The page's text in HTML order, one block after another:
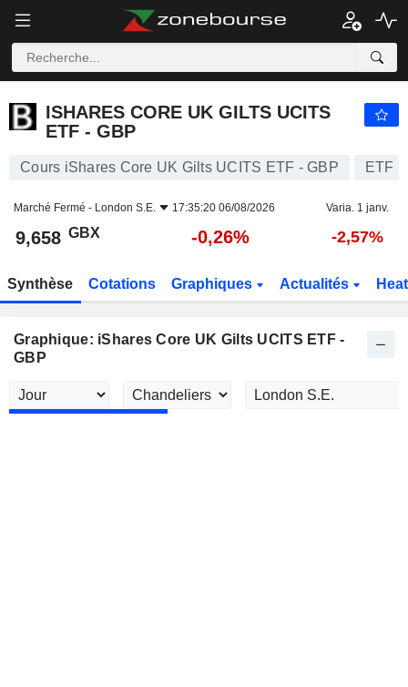
ISHARES CORE UK GILTS UCITS
ETF - GBP
Cours iShares Core UK Gilts UCITS ETF - GBP ETF
Marché Fermé - London S.E. 17:35:20 06/08/2026 Varia. 1 janv.
9,658 GBX -0,26% -2,57%
Synthèse Cotations Graphiques Actualités
Graphique: iShares Core UK Gilts UCITS ETF -
GBP